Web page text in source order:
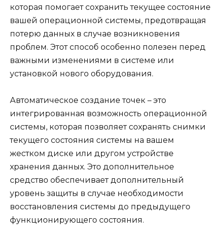
которая помогает сохранить текущее состояние
вашей операционной системы, предотвращая
потерю данных в случае возникновения
проблем. Этот способ особенно полезен перед
важными изменениями в системе или
установкой нового оборудования.
Автоматическое создание точек – это
интегрированная возможность операционной
системы, которая позволяет сохранять снимки
текущего состояния системы на вашем
жестком диске или другом устройстве
хранения данных. Это дополнительное
средство обеспечивает дополнительный
уровень защиты в случае необходимости
восстановления системы до предыдущего
функционирующего состояния.